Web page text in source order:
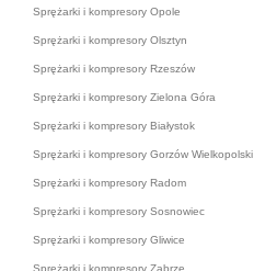
Sprężarki i kompresory Opole
Sprężarki i kompresory Olsztyn
Sprężarki i kompresory Rzeszów
Sprężarki i kompresory Zielona Góra
Sprężarki i kompresory Białystok
Sprężarki i kompresory Gorzów Wielkopolski
Sprężarki i kompresory Radom
Sprężarki i kompresory Sosnowiec
Sprężarki i kompresory Gliwice